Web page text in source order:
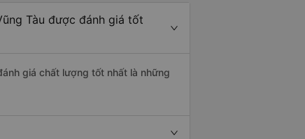
Tàu được đánh giá tốt
giá chất lượng tốt nhất là những